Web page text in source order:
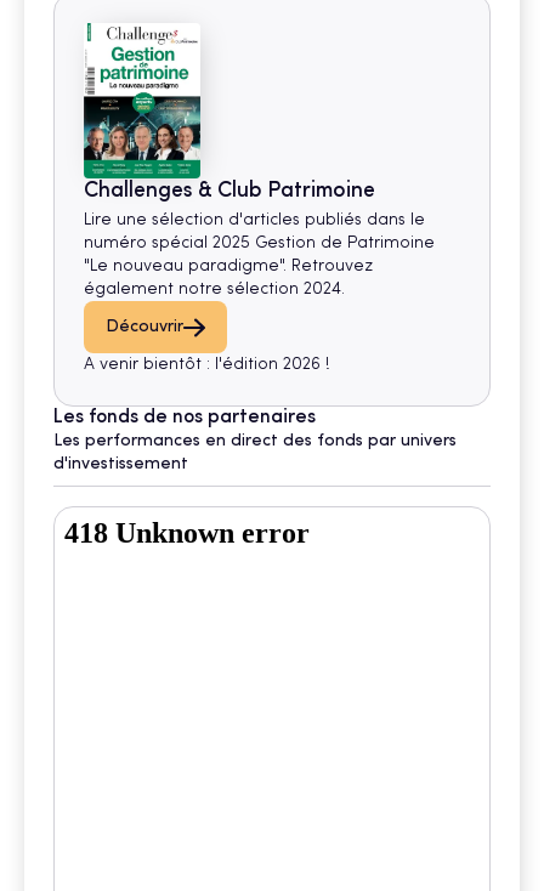
Challenges & Club Patrimoine
Lire une sélection d'articles publiés dans le
numéro spécial 2025 Gestion de Patrimoine
"Le nouveau paradigme". Retrouvez
également notre sélection 2024.
Découvrir
A venir bientôt : l'édition 2026 !
Les fonds de nos partenaires
Les performances en direct des fonds par univers
d'investissement